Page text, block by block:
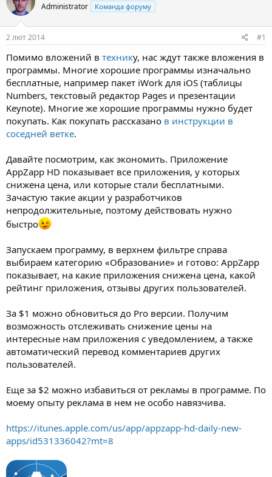
Administrator Команда форуму
2 лют 2014 #1
Помимо вложений в технику, нас ждут также вложения в
программы. Многие хорошие программы изначально
бесплатные, например пакет iWork для iOS (таблицы
Numbers, текстовый редактор Pages и презентации
Keynote). Многие же хорошие программы нужно будет
покупать. Как покупать рассказано в инструкции в
соседней ветке.
Давайте посмотрим, как экономить. Приложение
AppZapp HD показывает все приложения, у которых
снижена цена, или которые стали бесплатными.
Зачастую такие акции у разработчиков
непродолжительные, поэтому действовать нужно
быстро
Запускаем программу, в верхнем фильтре справа
выбираем категорию «Образование» и готово: AppZapp
показывает, на какие приложения снижена цена, какой
рейтинг приложения, отзывы других пользователей.
За $1 можно обновиться до Pro версии. Получим
возможность отслеживать снижение цены на
интересные нам приложения с уведомлением, а также
автоматический перевод комментариев других
пользователей.
Еще за $2 можно избавиться от рекламы в программе. По
моему опыту реклама в нем не особо навязчива.
https://itunes.apple.com/us/app/appzapp-hd-daily-new-
apps/id531336042?mt=8